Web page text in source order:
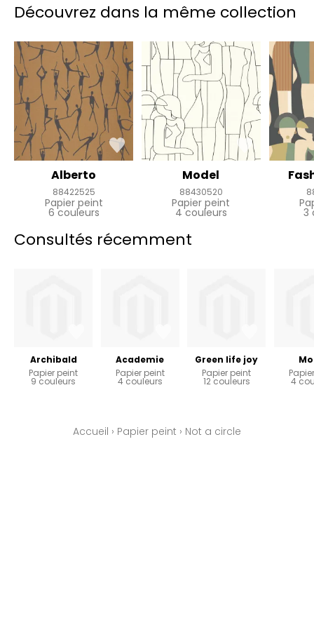
Découvrez dans la même collection
Alberto
88422525
Papier peint
6 couleurs
Model
88430520
Papier peint
4 couleurs 3
Consultés récemment
Archibald
Papier peint
9 couleurs
Academie
Papier peint
4 couleurs
Green life joy
Papier peint
12 couleurs 4
Accueil › Papier peint › Not a circle